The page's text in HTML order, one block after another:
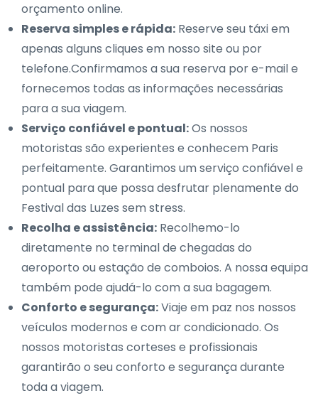
orçamento online.
Reserva simples e rápida: Reserve seu táxi em
apenas alguns cliques em nosso site ou por
telefone.Confirmamos a sua reserva por e-mail e
fornecemos todas as informações necessárias
para a sua viagem.
Serviço confiável e pontual:Os nossos
motoristas são experientes e conhecem Paris
perfeitamente. Garantimos um serviço confiável e
pontual para que possa desfrutar plenamente do
Festival das Luzes sem stress.
Recolha e assistência: Recolhemo-lo
diretamente no terminal de chegadas do
aeroporto ou estação de comboios. A nossa equipa
também pode ajudá-lo com a sua bagagem.
Conforto e segurança:Viaje em paz nos nossos
veículos modernos e com ar condicionado. Os
nossos motoristas corteses e profissionais
garantirão o seu conforto e segurança durante
toda a viagem.